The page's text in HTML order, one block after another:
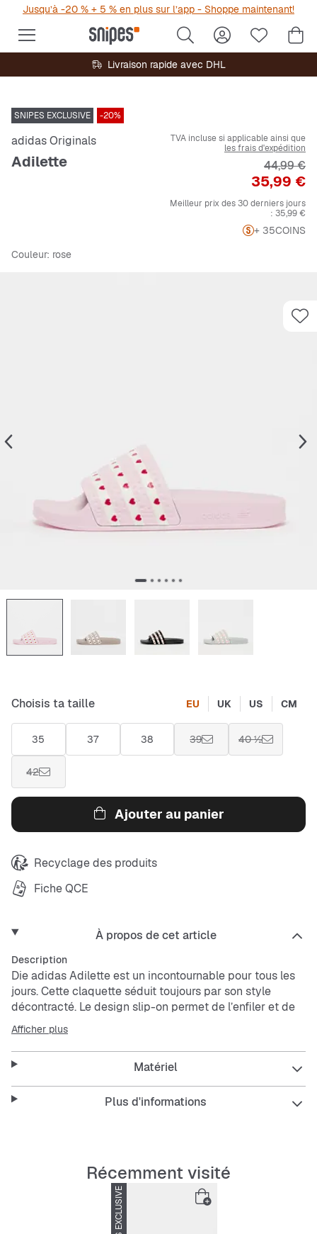
Jusqu’à -20 % + 5 % en plus sur l’app - Shoppe maintenant!
Livraison rapide avec DHL
SNIPES EXCLUSIVE -20%
adidas Originals
Adilette
TVA incluse si applicable ainsi que
les frais d'expédition
Prix
35,99 €
Prix
44,99 €
Meilleur prix des 30 derniers jours
: 35,99 €
+ 35COINS
Couleur: rose
Choisis ta taille EU UK US CM
35 37 38 39 40 ½
42
Ajouter au panier
Recyclage des produits
Fiche QCE
À propos de cet article
Description
Die adidas Adilette est un incontournable pour tous les
jours. Cette claquette séduit toujours par son style
décontracté. Le design slip-on permet de l’enfiler et de
l’enlever facilement. Les petits cœurs sur les 3 bandes
ajoutent une touche mignonne.
Features
Coupe régulière
Empeigne en synthétique
Afficher plus
Matériel
Plus d'informations
Récemment visité